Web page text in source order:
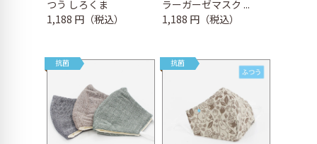
つう しろくま
1,188 円（税込）
ラーガーゼマスク ...
1,188 円（税込）
抗菌 抗菌